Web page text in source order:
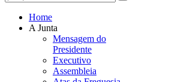
Home
A Junta
Mensagem do
Presidente
Executivo
Assembleia